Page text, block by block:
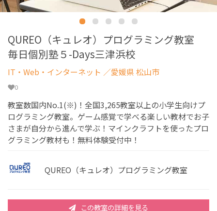
QUREO（キュレオ）プログラミング教室
毎日個別塾５-Days三津浜校
IT・Web・インターネット ／愛媛県 松山市
0
教室数国内No.1(※)！全国3,265教室以上の小学生向けプ
ログラミング教室。ゲーム感覚で学べる楽しい教材でお子
さまが自分から進んで学ぶ！マインクラフトを使ったプロ
グラミング教材も！無料体験受付中！
QUREO（キュレオ）プログラミング教室
この教室の詳細を見る